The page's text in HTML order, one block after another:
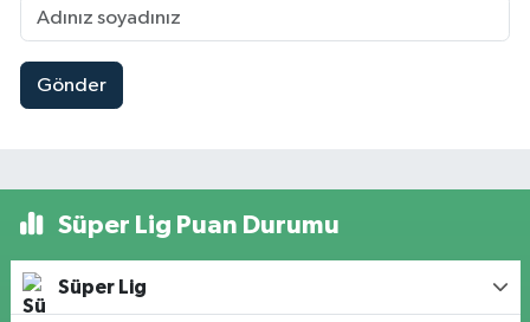
Gönder
Süper Lig Puan Durumu
Süper Lig